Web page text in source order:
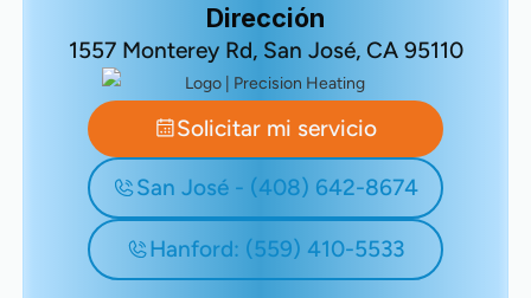
Dirección
1557 Monterey Rd, San José, CA 95110
Solicitar mi servicio
San José - (408) 642-8674
Hanford: (559) 410-5533